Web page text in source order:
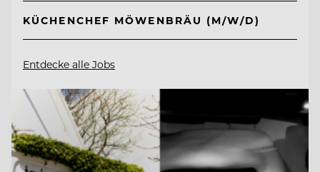
KÜCHENCHEF MÖWENBRÄU (M/W/D)
Entdecke alle Jobs